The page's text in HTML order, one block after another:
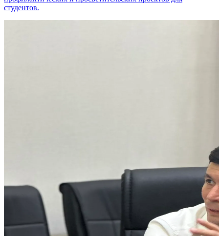
студентов.